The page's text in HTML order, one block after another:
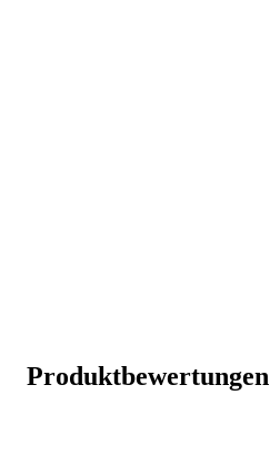
Produktbewertungen